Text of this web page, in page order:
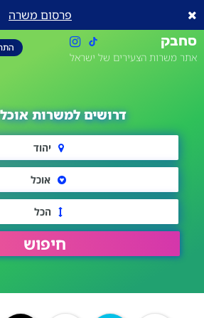
פרסום משרה
סחבק
אתר משרות הצעירים של ישראל
דרושים למשרות
יהוד
אוכל
הכל
חיפוש